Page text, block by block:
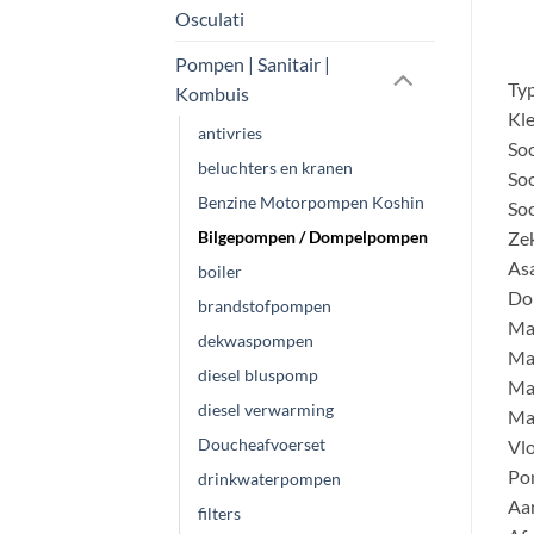
Osculati
Pompen | Sanitair |
Kombuis
antivries
beluchters en kranen
Benzine Motorpompen Koshin
Bilgepompen / Dompelpompen
boiler
brandstofpompen
dekwaspompen
diesel bluspomp
diesel verwarming
Doucheafvoerset
drinkwaterpompen
filters